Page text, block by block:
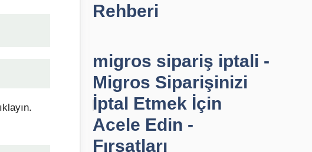
Rehberi
migros sipariş iptali -
Migros Siparişinizi
İptal Etmek İçin
Acele Edin -
Fırsatları